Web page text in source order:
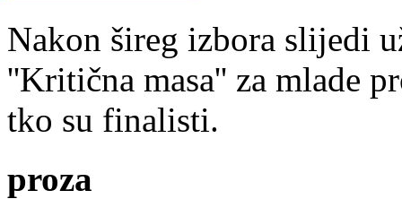
Nakon šireg izbora slijedi
''Kritična masa'' za mlade
tko su finalisti.
proza